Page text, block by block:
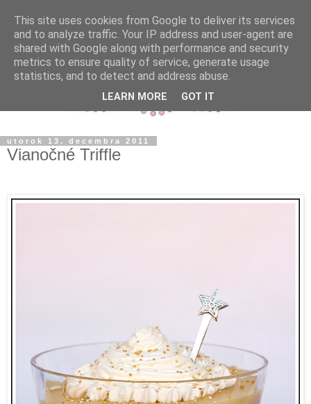
utorok 13. decembra 2011
Vianočné Triffle
This site uses cookies from Google to deliver its services
and to analyze traffic. Your IP address and user-agent are
shared with Google along with performance and security
metrics to ensure quality of service, generate usage
statistics, and to detect and address abuse.
LEARN MORE GOT IT